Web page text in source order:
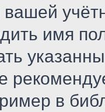
вашей
имя
в